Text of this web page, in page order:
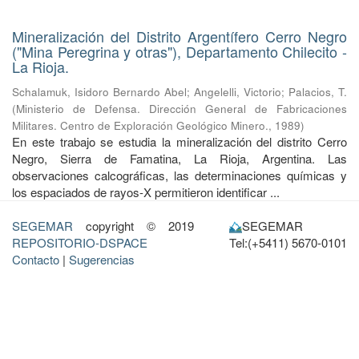
Mineralización del Distrito Argentífero Cerro Negro
("Mina Peregrina y otras"), Departamento Chilecito -
La Rioja.
Schalamuk, Isidoro Bernardo Abel; Angelelli, Victorio; Palacios, T.
(Ministerio de Defensa. Dirección General de Fabricaciones
Militares. Centro de Exploración Geológico Minero., 1989)
En este trabajo se estudia la mineralización del distrito Cerro
Negro, Sierra de Famatina, La Rioja, Argentina. Las
observaciones calcográficas, las determinaciones químicas y
los espaciados de rayos-X permitieron identificar ...
SEGEMAR copyright © 2019
REPOSITORIO-DSPACE
Contacto | Sugerencias
SEGEMAR
Tel:(+5411) 5670-0101